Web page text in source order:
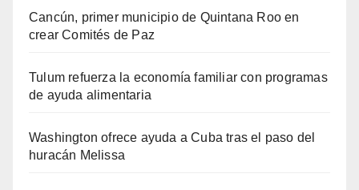
Cancún, primer municipio de Quintana Roo en
crear Comités de Paz
Tulum refuerza la economía familiar con programas
de ayuda alimentaria
Washington ofrece ayuda a Cuba tras el paso del
huracán Melissa